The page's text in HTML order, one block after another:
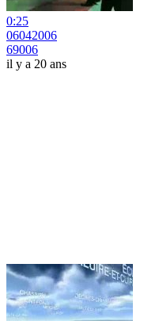
0:25
06042006
69006
il y a 20 ans